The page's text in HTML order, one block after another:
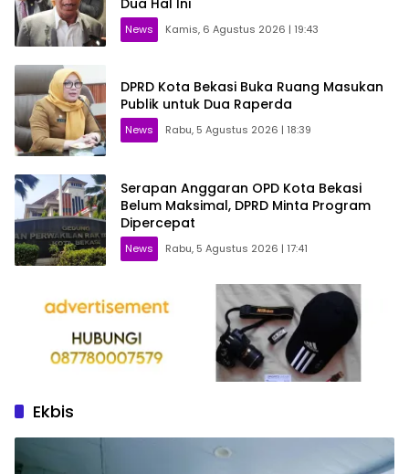
News Kamis, 6 Agustus 2026 | 19:43
DPRD Kota Bekasi Buka Ruang Masukan
Publik untuk Dua Raperda
News Rabu, 5 Agustus 2026 | 18:39
Serapan Anggaran OPD Kota Bekasi
Belum Maksimal, DPRD Minta Program
Dipercepat
News Rabu, 5 Agustus 2026 | 17:41
Ekbis